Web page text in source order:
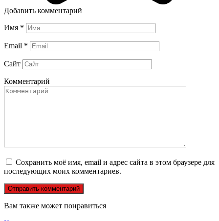
Добавить комментарий
Имя *
Email *
Сайт
Комментарий
Сохранить моё имя, email и адрес сайта в этом браузере для
последующих моих комментариев.
Вам также может понравиться